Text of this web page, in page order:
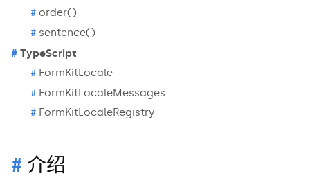
order()
sentence()
TypeScript
FormKitLocale
FormKitLocaleMessages
FormKitLocaleRegistry
介绍